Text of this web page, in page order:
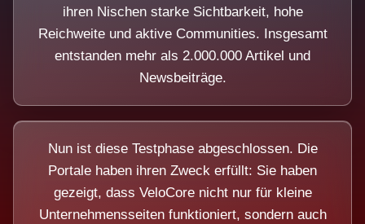
ihren Nischen starke Sichtbarkeit, hohe
Reichweite und aktive Communities. Insgesamt
entstanden mehr als 2.000.000 Artikel und
Newsbeiträge.
Nun ist diese Testphase abgeschlossen. Die
Portale haben ihren Zweck erfüllt: Sie haben
gezeigt, dass VeloCore nicht nur für kleine
Unternehmensseiten funktioniert, sondern auch